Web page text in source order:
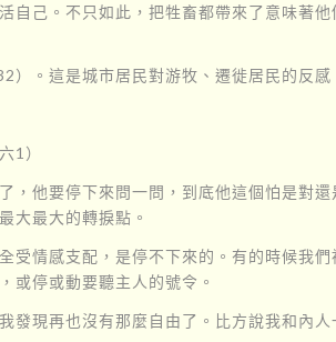
己。不只如此，把牲畜都帶來了意味著
。這是城市居民對游牧、遷徙居民的反
1）
他要停下來問一問，到底他這個怕是對
大最大的轉捩點。
情感支配，是停不下來的。有的時候我
或停或動要聽主人的號令。
現再也沒有那麼自由了。比方說我和內